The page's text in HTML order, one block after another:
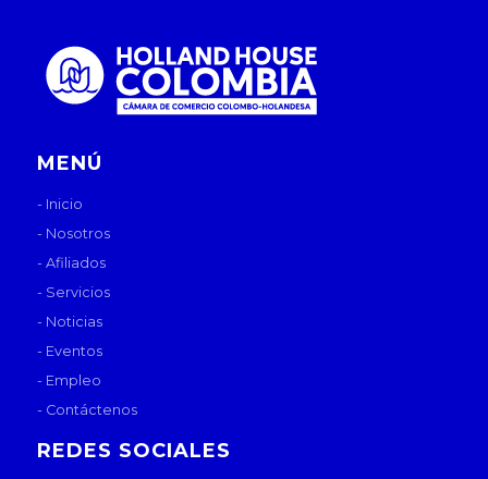
REDES SOCIALES
MENÚ
- Inicio
- Nosotros
- Afiliados
- Servicios
- Noticias
- Eventos
- Empleo
- Contáctenos